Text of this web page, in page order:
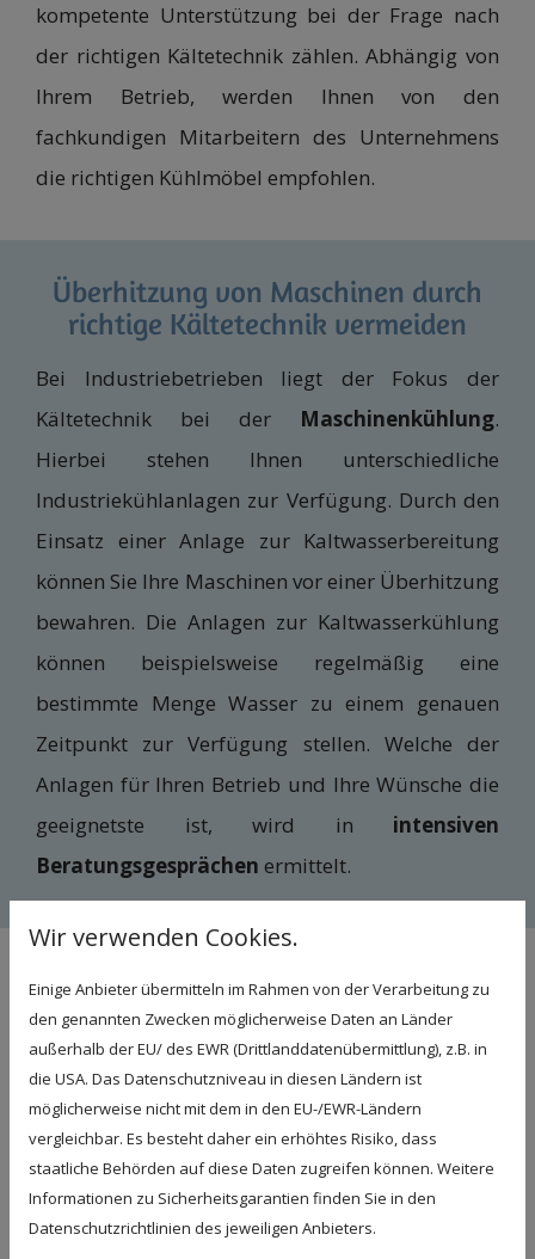
kompetente Unterstützung bei der Frage nach
der richtigen Kältetechnik zählen. Abhängig von
Ihrem Betrieb, werden Ihnen von den
fachkundigen Mitarbeitern des Unternehmens
die richtigen Kühlmöbel empfohlen.
Überhitzung von Maschinen durch
richtige Kältetechnik vermeiden
Bei Industriebetrieben liegt der Fokus der
Kältetechnik bei der Maschinenkühlung.
Hierbei stehen Ihnen unterschiedliche
Industriekühlanlagen zur Verfügung. Durch den
Einsatz einer Anlage zur Kaltwasserbereitung
können Sie Ihre Maschinen vor einer Überhitzung
bewahren. Die Anlagen zur Kaltwasserkühlung
können beispielsweise regelmäßig eine
bestimmte Menge Wasser zu einem genauen
Zeitpunkt zur Verfügung stellen. Welche der
Anlagen für Ihren Betrieb und Ihre Wünsche die
geeignetste ist, wird in intensiven
Beratungsgesprächen ermittelt.
Kühltechnik für jeden Bedarf
Kühlmöbel für langanhaltende
Frische im Einzelhandel
Im Bereich des Einzelhandels wird der
Gewerbekälte eine hohe Bedeutung
beigemessen. Um die angebotenen Lebensmittel
über einen längeren Zeitraum frisch und
Wir verwenden Cookies.
Einige Anbieter übermitteln im Rahmen von der Verarbeitung zu
den genannten Zwecken möglicherweise Daten an Länder
außerhalb der EU/ des EWR (Drittlanddatenübermittlung), z.B. in
die USA. Das Datenschutzniveau in diesen Ländern ist
möglicherweise nicht mit dem in den EU-/EWR-Ländern
vergleichbar. Es besteht daher ein erhöhtes Risiko, dass
staatliche Behörden auf diese Daten zugreifen können. Weitere
Informationen zu Sicherheitsgarantien finden Sie in den
Datenschutzrichtlinien des jeweiligen Anbieters.